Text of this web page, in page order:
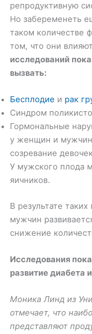
репродуктивную
Но забеременеть
таком количестве
том, что они
исследований
вызвать:
Бесплодие и рак
Синдром
Гормональные
у женщин и
созревание
У мужского плода
яичников.
В результате
мужчин
снижение
Исследования
развитие диабета и
Моника Линд из
отмечает, что
представляют